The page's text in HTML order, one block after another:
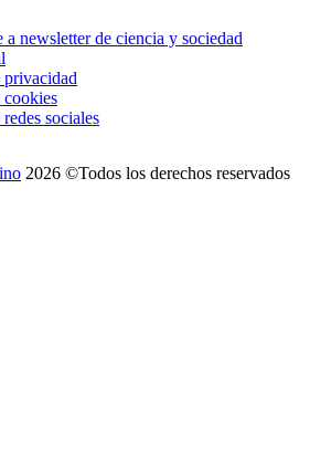
a newsletter de ciencia y sociedad
cookies
sociales
2026 ©Todos los derechos reservados